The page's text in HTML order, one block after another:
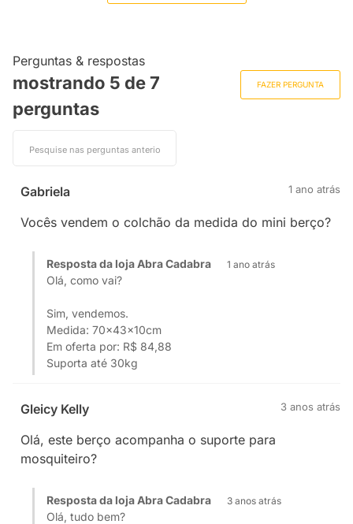
Perguntas & respostas
mostrando 5 de7
perguntas
FAZER PERGUNTA
Gabriela 1 ano atrás
Vocês vendem o colchão da medida do mini berço?
Resposta da loja Abra Cadabra 1 ano atrás
Olá, como vai?
Sim, vendemos.
Medida: 70x43x10cm
Em oferta por: R$ 84,88
Suporta até 30kg
Gleicy Kelly 3 anos atrás
Olá, este berço acompanha o suporte para
mosquiteiro?
Resposta da loja Abra Cadabra 3 anos atrás
Olá, tudo bem?